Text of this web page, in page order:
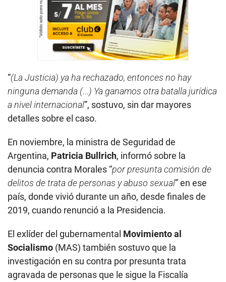
“(La Justicia) ya ha rechazado, entonces no hay
ninguna demanda (...) Ya ganamos otra batalla jurídica
a nivel internacional”, sostuvo, sin dar mayores
detalles sobre el caso.
En noviembre, la ministra de Seguridad de
Argentina, Patricia Bullrich, informó sobre la
denuncia contra Morales “por presunta comisión de
delitos de trata de personas y abuso sexual” en ese
país, donde vivió durante un año, desde finales de
2019, cuando renunció a la Presidencia.
El exlíder del gubernamental Movimiento al
Socialismo (MAS) también sostuvo que la
investigación en su contra por presunta trata
agravada de personas que le sigue la Fiscalía